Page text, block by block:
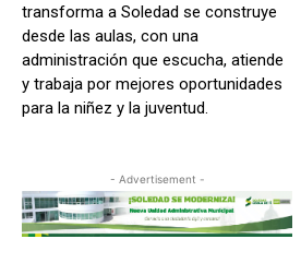
transforma a Soledad se construye
desde las aulas, con una
administración que escucha, atiende
y trabaja por mejores oportunidades
para la niñez y la juventud.
- Advertisement -